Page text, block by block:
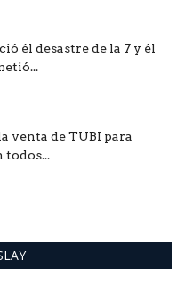
él desastre de la 7 y él
venta de TUBI para
todos...